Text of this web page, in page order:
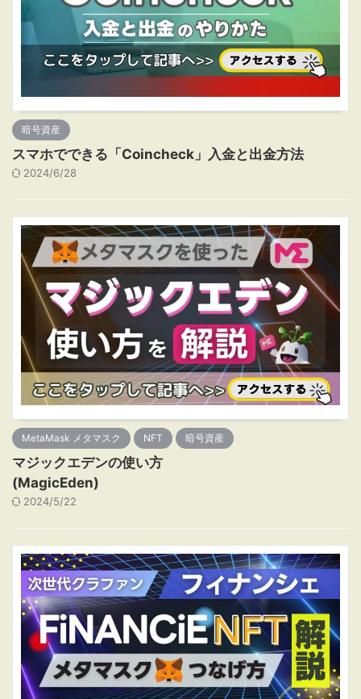
暗号資産
スマホでできる「Coincheck」入金と出金方法
2024/6/28
MetaMask メタマスク NFT 暗号資産
マジックエデンの使い方
(MagicEden)
2024/5/22